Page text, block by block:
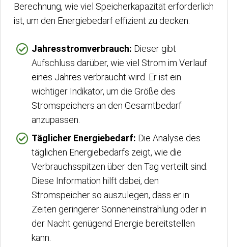
Berechnung, wie viel Speicherkapazität erforderlich
ist, um den Energiebedarf effizient zu decken.
Jahresstromverbrauch: Dieser gibt
Aufschluss darüber, wie viel Strom im Verlauf
eines Jahres verbraucht wird. Er ist ein
wichtiger Indikator, um die Größe des
Stromspeichers an den Gesamtbedarf
anzupassen.
Täglicher Energiebedarf: Die Analyse des
täglichen Energiebedarfs zeigt, wie die
Verbrauchsspitzen über den Tag verteilt sind.
Diese Information hilft dabei, den
Stromspeicher so auszulegen, dass er in
Zeiten geringerer Sonneneinstrahlung oder in
der Nacht genügend Energie bereitstellen
kann.